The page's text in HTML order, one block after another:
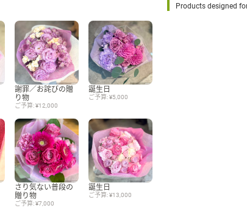
謝罪／お詫びの贈
り物
ご予算: ¥12,000
誕生日
ご予算: ¥5,000
さり気ない普段の
贈り物
ご予算: ¥7,000
誕生日
ご予算: ¥13,000
Products designed